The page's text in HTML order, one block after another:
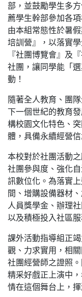
部，並鼓勵學生多
薦學生幹部參加各
由本組常態性於暑
培訓營』，以落實
『社團博覽會』及
社團，讓同學能「
動！
隨著全人教育、團
下一個世紀的教育
構校園文化特色、
體，具備永續經營
本校對於社團活動
社團參與度、強化
訊數位化。為落實
間、增購設備器材
人員獎學金、辦理
以及積極投入社區服
課外活動指導組正
觀、力求實用，相
社團經營師之證照
精采好戲正上演中
情在這個舞台上，